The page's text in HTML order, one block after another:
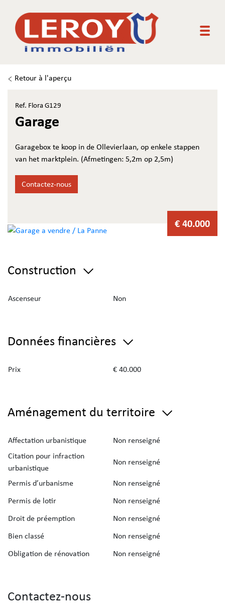
Retour à l'aperçu
Ref. Flora G129
Garage
Garagebox te koop in de Ollevierlaan, op enkele stappen
van het marktplein. (Afmetingen: 5,2m op 2,5m)
Contactez-nous
€ 40.000
Construction
Ascenseur Non
Données financières
Prix € 40.000
Aménagement du territoire
Affectation urbanistique
Non renseigné
Citation pour infraction
urbanistique
Non renseigné
Permis d’urbanisme
Non renseigné
Permis de lotir
Non renseigné
Droit de préemption
Non renseigné
Bien classé
Non renseigné
Obligation de rénovation
Non renseigné
Contactez-nous